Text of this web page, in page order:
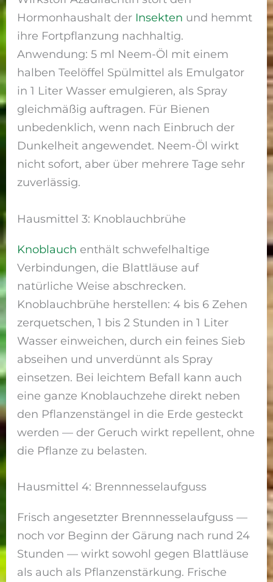
Hormonhaushalt der Insekten und hemmt
ihre Fortpflanzung nachhaltig.
Anwendung: 5 ml Neem-Öl mit einem
halben Teelöffel Spülmittel als Emulgator
in 1 Liter Wasser emulgieren, als Spray
gleichmäßig auftragen. Für Bienen
unbedenklich, wenn nach Einbruch der
Dunkelheit angewendet. Neem-Öl wirkt
nicht sofort, aber über mehrere Tage sehr
zuverlässig.
Hausmittel 3: Knoblauchbrühe
Knoblauch enthält schwefelhaltige
Verbindungen, die Blattläuse auf
natürliche Weise abschrecken.
Knoblauchbrühe herstellen: 4 bis 6 Zehen
zerquetschen, 1 bis 2 Stunden in 1 Liter
Wasser einweichen, durch ein feines Sieb
abseihen und unverdünnt als Spray
einsetzen. Bei leichtem Befall kann auch
eine ganze Knoblauchzehe direkt neben
den Pflanzenstängel in die Erde gesteckt
werden — der Geruch wirkt repellent, ohne
die Pflanze zu belasten.
Hausmittel 4: Brennnesselaufguss
Frisch angesetzter Brennnesselaufguss —
noch vor Beginn der Gärung nach rund 24
Stunden — wirkt sowohl gegen Blattläuse
als auch als Pflanzenstärkung. Frische